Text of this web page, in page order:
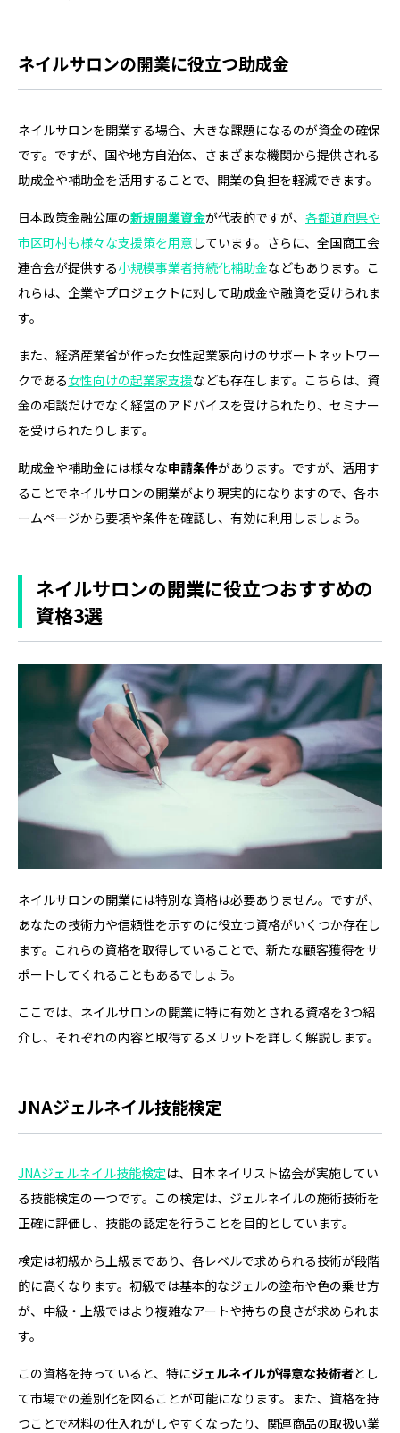
ネイルサロンの開業に役立つ助成金
ネイルサロンを開業する場合、大きな課題になるのが資金の確保
です。ですが、国や地方自治体、さまざまな機関から提供される
助成金や補助金を活用することで、開業の負担を軽減できます。
日本政策金融公庫の新規開業資金が代表的ですが、 各都道府県や
市区町村も様々な支援策を用意 しています。さらに、全国商工会
連合会が提供する小規模事業者持続化補助金などもあります。こ
れらは、企業やプロジェクトに対して助成金や融資を受けられま
す。
また、経済産業省が作った女性起業家向けのサポートネットワー
クである女性向けの起業家支援なども存在します。こちらは、資
金の相談だけでなく経営のアドバイスを受けられたり、セミナー
を受けられたりします。
助成金や補助金には様々な申請条件があります。ですが、活用す
ることでネイルサロンの開業がより現実的になりますので、各ホ
ームページから要項や条件を確認し、有効に利用しましょう。
ネイルサロンの開業に役立つおすすめの
資格3選
ネイルサロンの開業には特別な資格は必要ありません。ですが、
あなたの技術力や信頼性を示すのに役立つ資格がいくつか存在し
ます。これらの資格を取得していることで、新たな顧客獲得をサ
ポートしてくれることもあるでしょう。
ここでは、ネイルサロンの開業に特に有効とされる資格を3つ紹
介し、それぞれの内容と取得するメリットを詳しく解説します。
JNAジェルネイル技能検定
JNAジェルネイル技能検定は、日本ネイリスト協会が実施してい
る技能検定の一つです。この検定は、ジェルネイルの施術技術を
正確に評価し、技能の認定を行うことを目的としています。
検定は初級から上級まであり、各レベルで求められる技術が段階
的に高くなります。初級では基本的なジェルの塗布や色の乗せ方
が、中級・上級ではより複雑なアートや持ちの良さが求められま
す。
この資格を持っていると、特にジェルネイルが得意な技術者とし
て市場での差別化を図ることが可能になります。また、資格を持
つことで材料の仕入れがしやすくなったり、関連商品の取扱い業